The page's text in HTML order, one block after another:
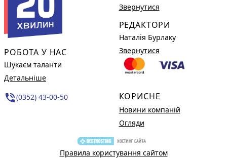
РОБОТА У НАС
Шукаєм таланти
Детальніше
phone_in_talk(0352) 43-00-50
Звернутися
РЕДАКТОРИ
Наталія Бурлаку
Звернутися
КОРИСНЕ
Новини компаній
Огляди
Правила користування сайтом